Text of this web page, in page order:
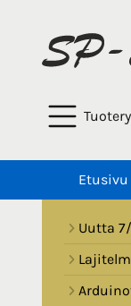
Etusivu
Uutta